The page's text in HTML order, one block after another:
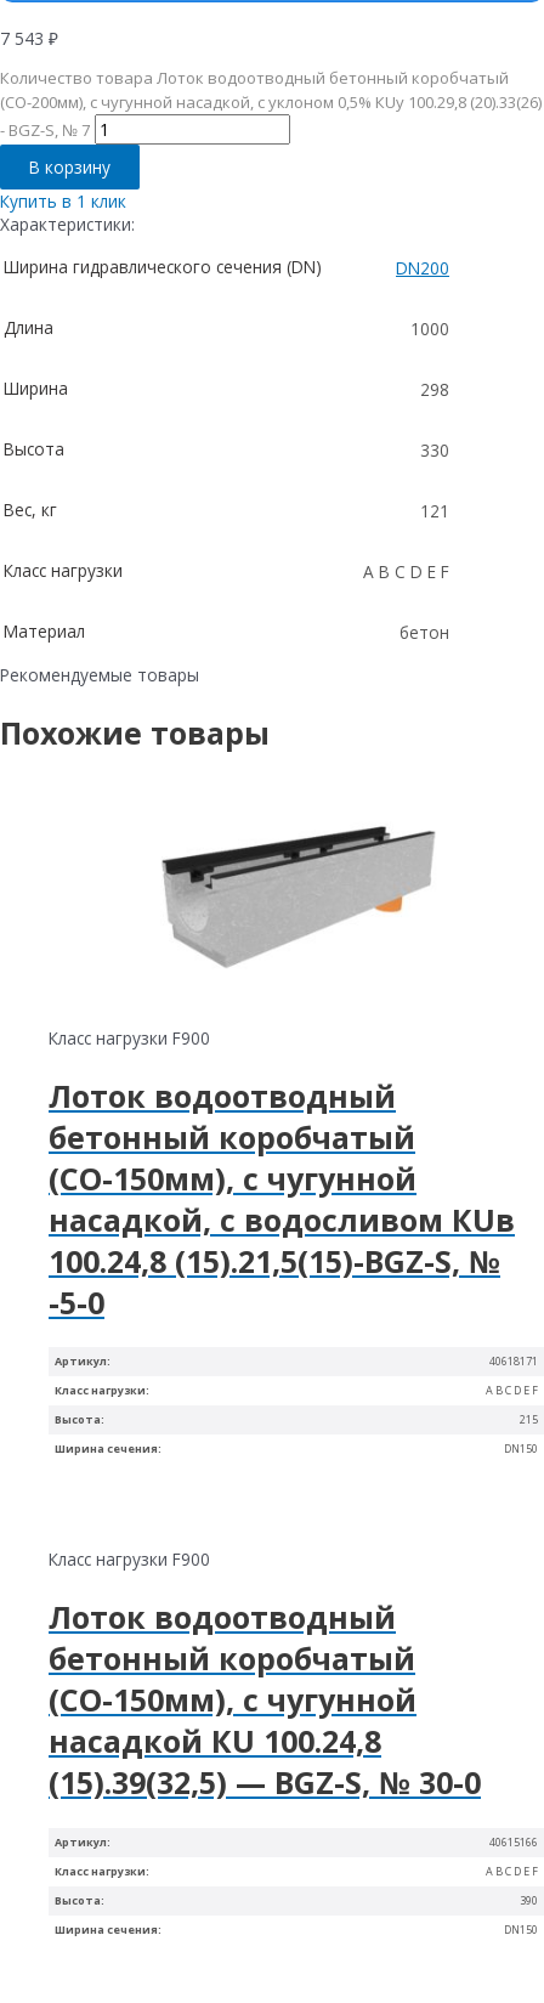
7 543 ₽
Количество товара Лоток водоотводный бетонный коробчатый
(СО-200мм), с чугунной насадкой, с уклоном 0,5% КUу 100.29,8 (20).33(26)
- BGZ-S, № 7
В корзину
Купить в 1 клик
Характеристики:
Ширина гидравлического сечения (DN)
DN200
Длина 1000
Ширина 298
Высота 330
Вес, кг 121
Класс нагрузки A B C D E F
Материал
бетон
Рекомендуемые товары
Похожие товары
Артикул: 40618171
Ширина сечения: DN150
Высота: 215
Класс нагрузки: A B C D E F
Класс нагрузки F900
Лоток водоотводный
бетонный коробчатый
(СО-150мм), с чугунной
насадкой, с водосливом КUв
100.24,8 (15).21,5(15)-BGZ-S, №
-5-0
Артикул: 40615166
Ширина сечения: DN150
Высота: 390
Класс нагрузки: A B C D E F
Класс нагрузки F900
Лоток водоотводный
бетонный коробчатый
(СО-150мм), с чугунной
насадкой КU 100.24,8
(15).39(32,5) — BGZ-S, № 30-0